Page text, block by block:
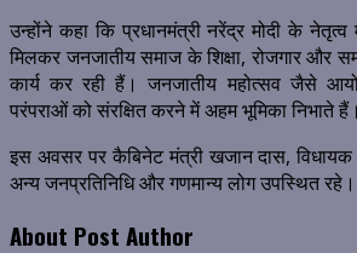
उन्होंने कहा कि प्रधानमंत्री नरेंद्र मोदी के
मिलकर जनजातीय समाज के शिक्षा, रोजगार और
कार्य कर रही हैं। जनजातीय महोत्सव जैसे
परंपराओं को संरक्षित करने में अहम भूमिका निभाते हैं।
इस अवसर पर कैबिनेट मंत्री खजान दास,
अन्य जनप्रतिनिधि और गणमान्य लोग उपस्थित रहे।
About Post Author